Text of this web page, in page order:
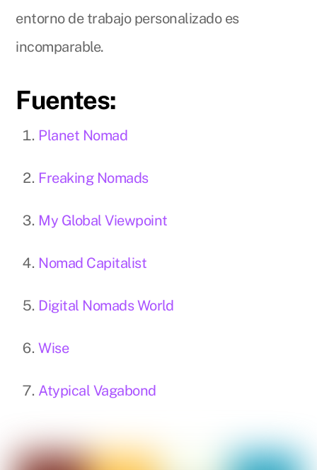
entorno de trabajo personalizado es
incomparable.
Fuentes:
Planet Nomad
Freaking Nomads
My Global Viewpoint
Nomad Capitalist
Digital Nomads World
Wise
Atypical Vagabond